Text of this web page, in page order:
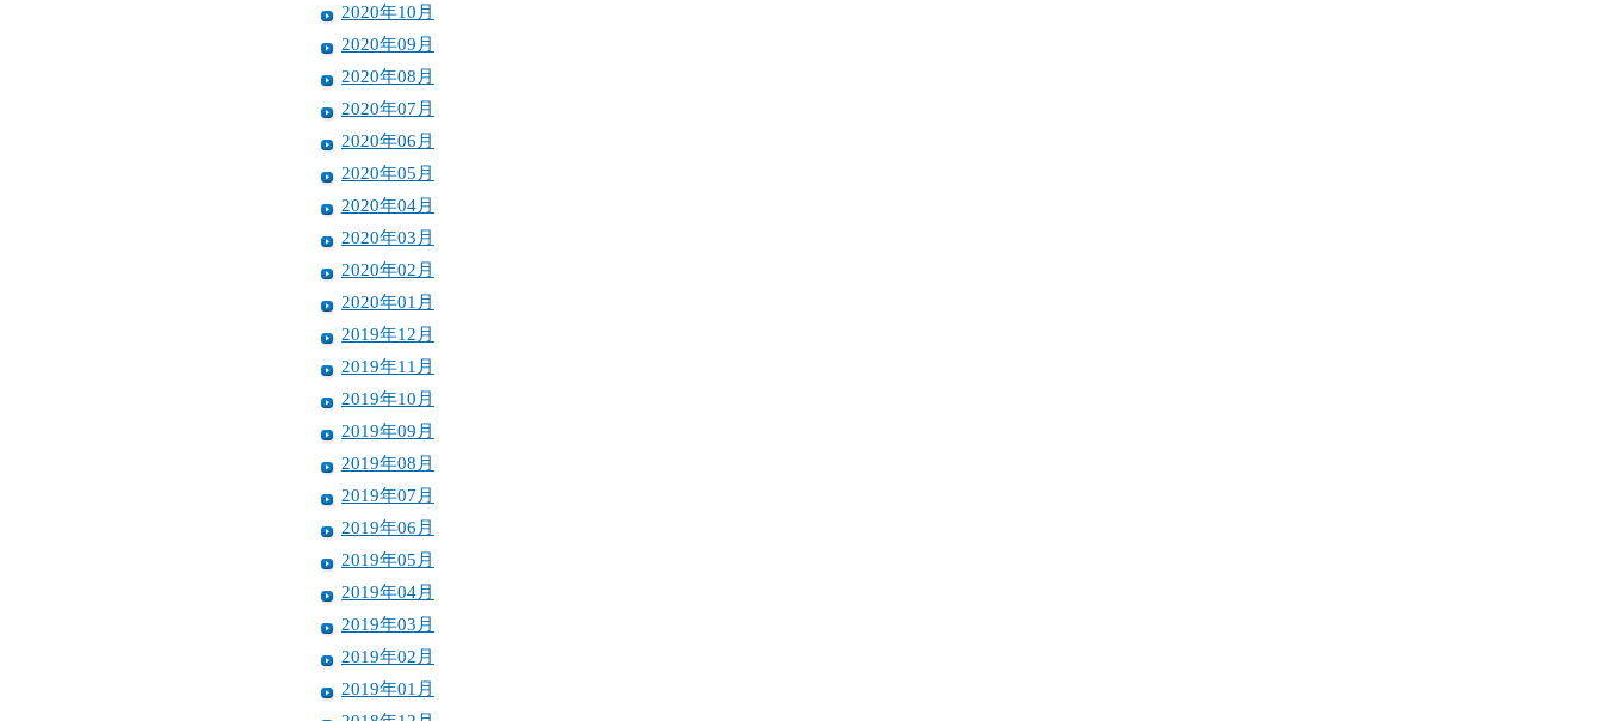
2020年10月
2020年09月
2020年08月
2020年07月
2020年06月
2020年05月
2020年04月
2020年03月
2020年02月
2020年01月
2019年12月
2019年11月
2019年10月
2019年09月
2019年08月
2019年07月
2019年06月
2019年05月
2019年04月
2019年03月
2019年02月
2019年01月